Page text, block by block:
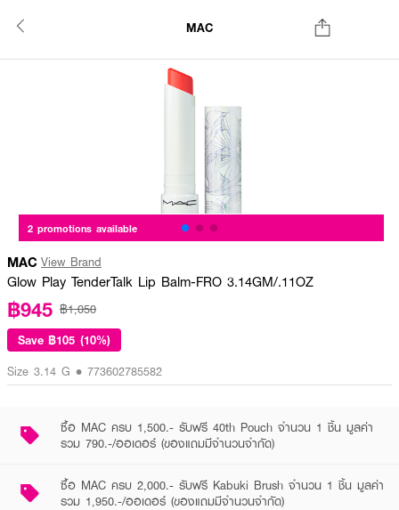
MAC
2 promotions available
MAC View Brand
Glow Play TenderTalk Lip Balm-FRO 3.14GM/.11OZ
฿945 ฿1,050
Save ฿105 (10%)
Size 3.14 G • 773602785582
ซื้อ MAC ครบ 1,500.- รับฟรี 40th Pouch จำนวน 1 ชิ้น มูลค่า
รวม 790.-/ออเดอร์ (ของแถมมีจำนวนจำกัด)
ซื้อ MAC ครบ 2,000.- รับฟรี Kabuki Brush จำนวน 1 ชิ้น มูลค่า
รวม 1,950.-/ออเดอร์ (ของแถมมีจำนวนจำกัด)